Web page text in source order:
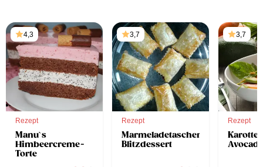
4,3
Rezept
Manu`s
Himbeercreme-
Torte
3,7
Rezept
Marmeladetascherl
Blitzdessert
3,7
Rezept